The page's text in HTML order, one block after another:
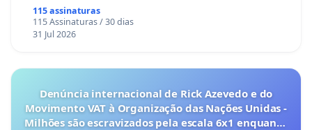
115 assinaturas
115 Assinaturas / 30 dias
31 Jul 2026
Denúncia internacional de Rick Azevedo e do
Movimento VAT à Organização das Nações Unidas -
Milhões são escravizados pela escala 6x1 enquanto